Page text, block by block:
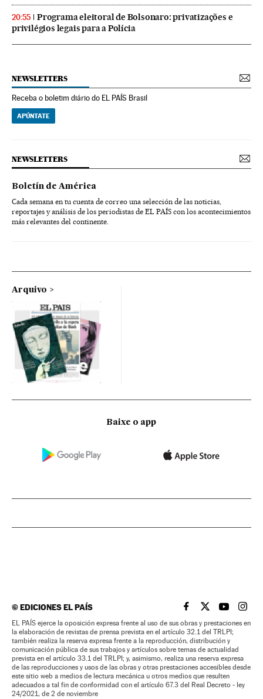
20:55
Programa eleitoral de Bolsonaro: privatizações e
privilégios legais para a Polícia
NEWSLETTERS
Receba o boletim diário do EL PAÍS Brasil
APÚNTATE
NEWSLETTERS
Boletín de América
Cada semana en tu cuenta de correo una selección de las noticias,
reportajes y análisis de los periodistas de EL PAÍS con los acontecimientos
más relevantes del continente.
Arquivo
Baixe o app
©EDICIONES EL PAÍS EL PAÍS BRASIL EN
EL PAÍSEL PAÍS
EL
EL PAÍS ejerce la oposición expresa frente al uso de sus obras y prestaciones en
la elaboración de revistas de prensa prevista en el artículo 32.1 del TRLPI;
también realiza la reserva expresa frente a la reproducción, distribución y
comunicación pública de sus trabajos y artículos sobre temas de actualidad
prevista en el artículo 33.1 del TRLPI; y, asimismo, realiza una reserva expresa
de las reproducciones y usos de las obras y otras prestaciones accesibles desde
este sitio web a medios de lectura mecánica u otros medios que resulten
adecuados a tal fin de conformidad con el artículo 67.3 del Real Decreto - ley
24/2021, de 2 de noviembre